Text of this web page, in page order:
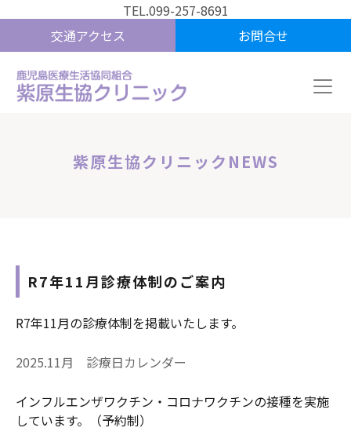
TEL.099-257-8691
交通アクセス
お問合せ
紫原生協クリニックNEWS
R7年11月診療体制のご案内
R7年11月の診療体制を掲載いたします。
2025.11月 診療日カレンダー
インフルエンザワクチン・コロナワクチンの接種を実施
しています。（予約制）